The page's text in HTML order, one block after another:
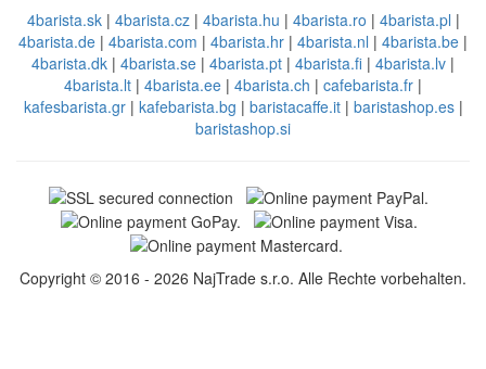
4barista.sk| 4barista.cz| 4barista.hu | 4barista.ro | 4barista.pl |
4barista.de | 4barista.com | 4barista.hr | 4barista.nl | 4barista.be |
4barista.dk | 4barista.se | 4barista.pt | 4barista.fi | 4barista.lv |
4barista.lt | 4barista.ee | 4barista.ch | cafebarista.fr |
kafesbarista.gr| kafebarista.bg | baristacaffe.it| baristashop.es|
baristashop.si
Copyright © 2016 - 2026 NajTrade s.r.o. Alle Rechte vorbehalten.